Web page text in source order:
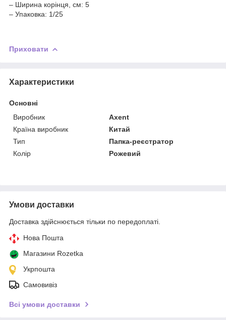
– Ширина корінця, см: 5
– Упаковка: 1/25
Приховати
Характеристики
Основні
Виробник
Axent
Країна виробник
Китай
Тип
Папка-реєстратор
Колір
Рожевий
Умови доставки
Доставка здійснюється тільки по передоплаті.
Нова Пошта
Магазини Rozetka
Укрпошта
Самовивіз
Всі умови доставки